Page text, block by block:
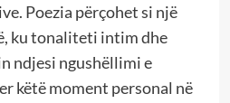
Poezia përçohet si një
ku tonaliteti intim dhe
ndjesi ngushëllimi e
këtë moment personal në